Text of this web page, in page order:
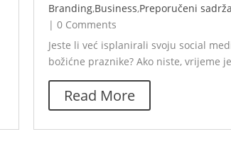
Branding,Business,Preporučeni
| 0 Comments
Jeste li već isplanirali svoju social
božićne praznike? Ako niste, vrijeme
Read More